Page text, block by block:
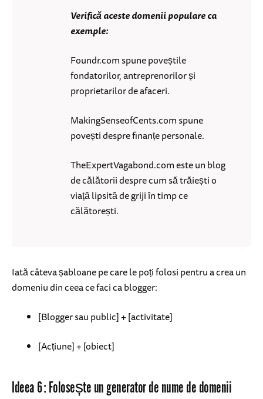
Verifică aceste domenii populare ca
exemple:
Foundr.com spune poveștile
fondatorilor, antreprenorilor și
proprietarilor de afaceri.
MakingSenseofCents.com spune
povești despre finanțe personale.
TheExpertVagabond.com este un blog
de călătorii despre cum să trăiești o
viață lipsită de griji în timp ce
călătorești.
Iată câteva șabloane pe care le poți folosi pentru a crea un
domeniu din ceea ce faci ca blogger:
[Blogger sau public] + [activitate]
[Acțiune] + [obiect]
Ideea 6: Folosește un generator de nume de domenii